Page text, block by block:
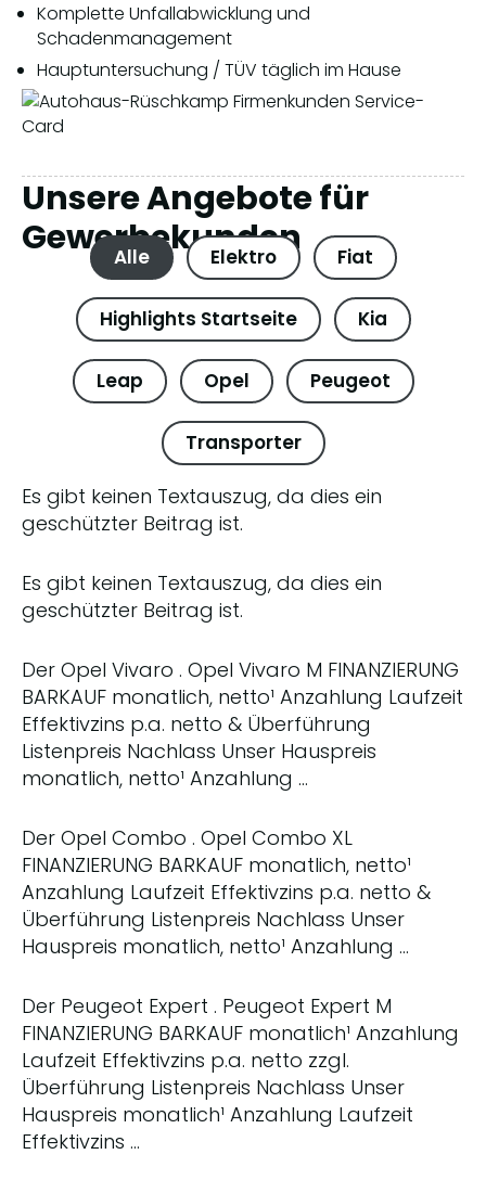
Komplette Unfallabwicklung und
Schadenmanagement
Hauptuntersuchung / TÜV täglich im Hause
Unsere Angebote für
Gewerbe­kunden
Alle Elektro Fiat
Highlights Startseite Kia
Leap Opel Peugeot
Transporter
Es gibt keinen Textauszug, da dies ein
geschützter Beitrag ist.
Es gibt keinen Textauszug, da dies ein
geschützter Beitrag ist.
Der Opel Vivaro . Opel Vivaro M FINANZIERUNG
BARKAUF monatlich, netto¹ Anzahlung Laufzeit
Effektivzins p.a. netto & Überführung
Listenpreis Nachlass Unser Hauspreis
monatlich, netto¹ Anzahlung …
Der Opel Combo . Opel Combo XL
FINANZIERUNG BARKAUF monatlich, netto¹
Anzahlung Laufzeit Effektivzins p.a. netto &
Überführung Listenpreis Nachlass Unser
Hauspreis monatlich, netto¹ Anzahlung …
Der Peugeot Expert . Peugeot Expert M
FINANZIERUNG BARKAUF monatlich¹ Anzahlung
Laufzeit Effektivzins p.a. netto zzgl.
Überführung Listenpreis Nachlass Unser
Hauspreis monatlich¹ Anzahlung Laufzeit
Effektivzins …